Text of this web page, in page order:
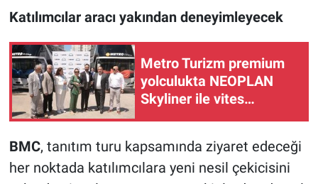
Katılımcılar aracı yakından deneyimleyecek
Metro Turizm premium
yolculukta NEOPLAN
Skyliner ile vites
BMC, tanıtım turu kapsamında ziyaret edeceği
her noktada katılımcılara yeni nesil çekicisini